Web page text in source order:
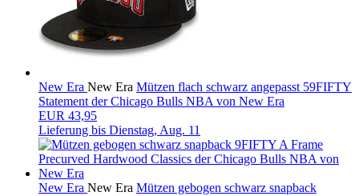
New Era New Era Mützen flach schwarz angepasst 59FIFTY
Statement der Chicago Bulls NBA von New Era
EUR 43,95
Lieferung bis Dienstag, Aug. 11
New Era New Era Mützen gebogen schwarz snapback